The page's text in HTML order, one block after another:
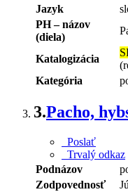
Jazyk
PH – názov
(diela)
Katalogizácia
Kategória
3.Pacho,
Poslať
Trvalý odkaz
Podnázov
Zodpovednosť